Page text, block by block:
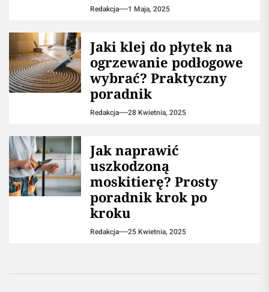
Redakcja 1 Maja, 2025
Jaki klej do płytek na
ogrzewanie podłogowe
wybrać? Praktyczny
poradnik
Redakcja 28 Kwietnia, 2025
Jak naprawić
uszkodzoną
moskitierę? Prosty
poradnik krok po
kroku
Redakcja 25 Kwietnia, 2025